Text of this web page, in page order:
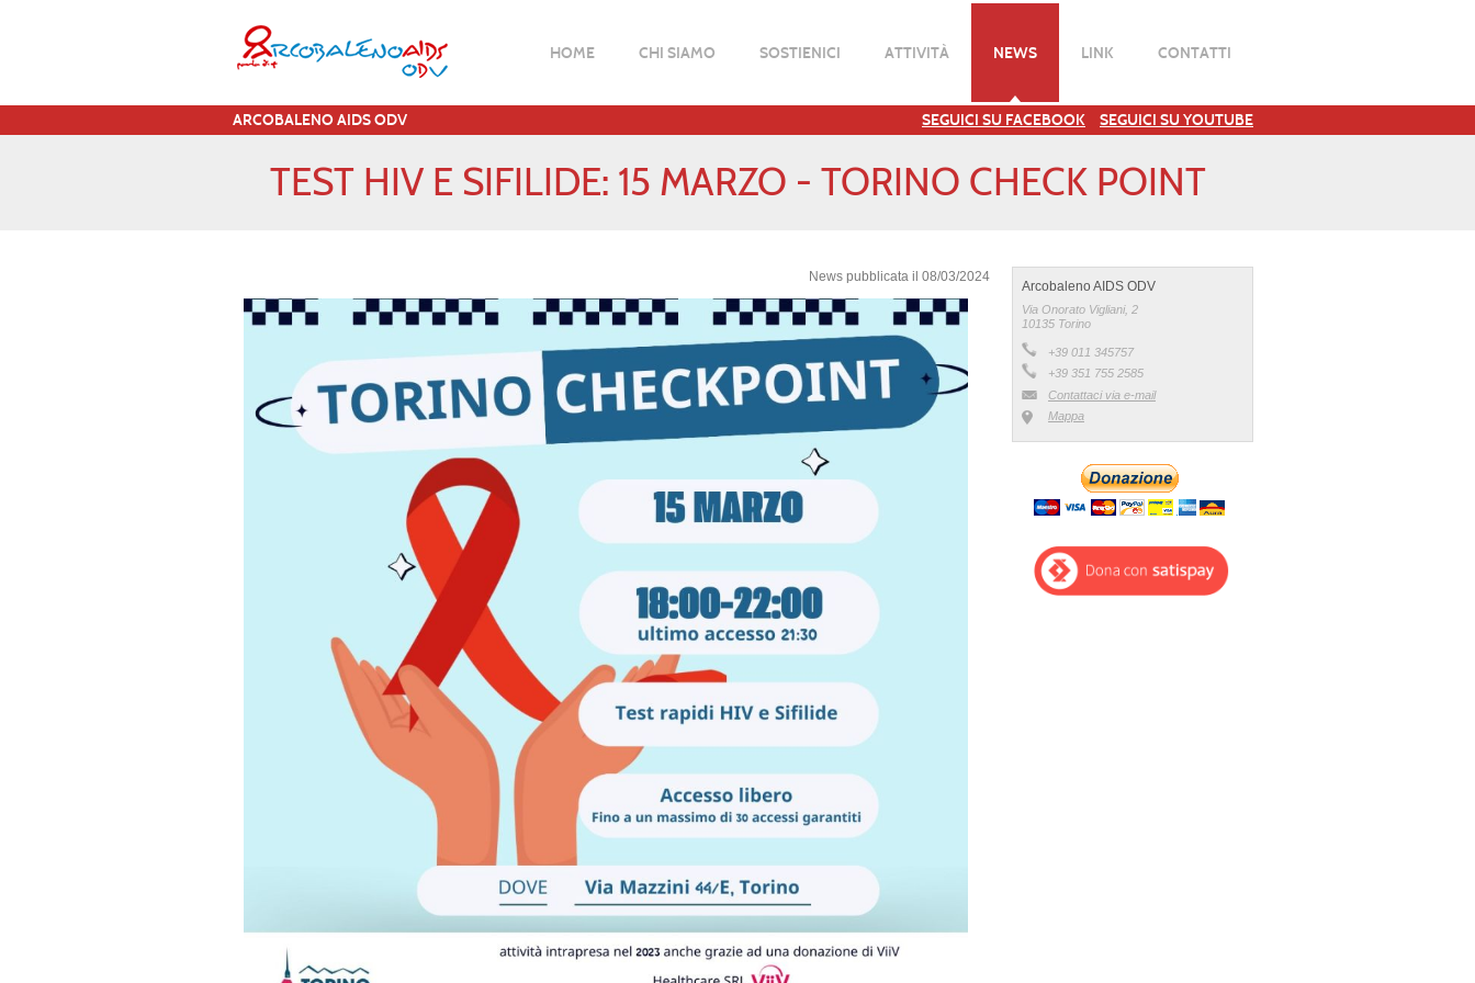
HOME CHI SIAMO SOSTIENICI ATTIVITÀ NEWS LINK CONTATTI
ARCOBALENO AIDS ODV SEGUICI SU FACEBOOK SEGUICI SU YOUTUBE
TEST HIV E SIFILIDE: 15 MARZO - TORINO CHECK POINT
News pubblicata il 08/03/2024
Arcobaleno AIDS ODV
Via Onorato Vigliani, 2
10135 Torino
+39 011 345757
+39 351 755 2585
Contattaci via e-mail
Mappa